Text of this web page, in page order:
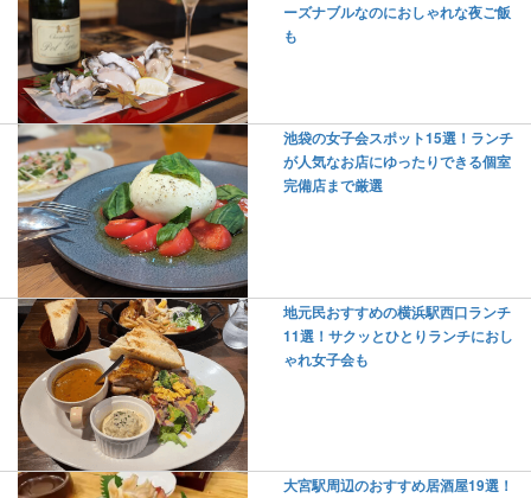
ーズナブルなのにおしゃれな夜ご飯
も
池袋の女子会スポット15選！ランチ
が人気なお店にゆったりできる個室
完備店まで厳選
地元民おすすめの横浜駅西口ランチ
11選！サクッとひとりランチにおし
ゃれ女子会も
大宮駅周辺のおすすめ居酒屋19選！